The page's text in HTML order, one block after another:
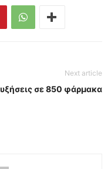
Next article
σε 850 φάρμακα